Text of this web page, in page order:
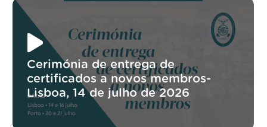
Cerimónia de entrega de
certificados a novos membros-
Lisboa, 14 de julho de 2026